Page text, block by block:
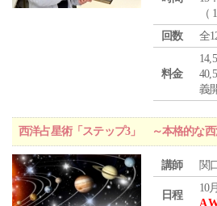
（
回数
全
料金
義
西洋占星術「ステップ3」 ～本格的な
講師 関
日程
10
A